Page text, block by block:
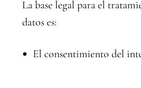
La base legal para el
datos es:
El consentimiento del